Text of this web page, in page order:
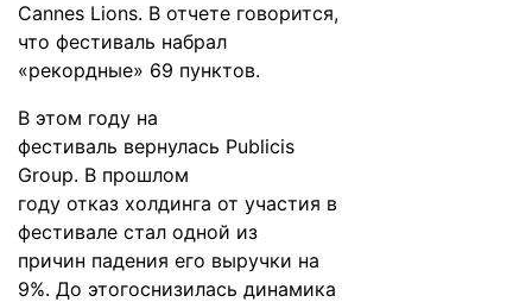
Cannes Lions. В отчете говорится,
что фестиваль набрал
«рекордные» 69 пунктов.
В этом году на
фестиваль вернулась Publicis
Group. В прошлом
году отказ холдинга от участия в
фестивале стал одной из
причин падения его выручки на
9%. До этогоснизилась динамика